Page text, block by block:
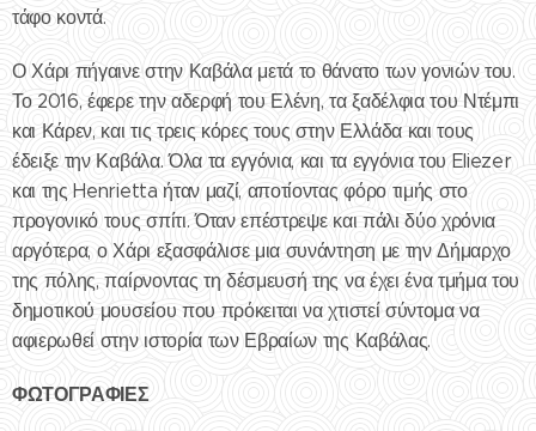
τάφο κοντά.
Ο Χάρι πήγαινε στην Καβάλα μετά το θάνατο των γονιών του.
Το 2016, έφερε την αδερφή του Ελένη, τα ξαδέλφια του Ντέμπι
και Κάρεν, και τις τρεις κόρες τους στην Ελλάδα και τους
έδειξε την Καβάλα. Όλα τα εγγόνια, και τα εγγόνια του Eliezer
και της Henrietta ήταν μαζί, αποτίοντας φόρο τιμής στο
προγονικό τους σπίτι. Όταν επέστρεψε και πάλι δύο χρόνια
αργότερα, ο Χάρι εξασφάλισε μια συνάντηση με την Δήμαρχο
της πόλης, παίρνοντας τη δέσμευσή της να έχει ένα τμήμα του
δημοτικού μουσείου που πρόκειται να χτιστεί σύντομα να
αφιερωθεί στην ιστορία των Εβραίων της Καβάλας.
ΦΩΤΟΓΡΑΦΙΕΣ